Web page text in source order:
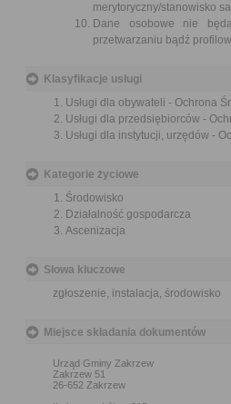
merytoryczny/stanowisko
Dane osobowe nie
przetwarzaniu bądź
Klasyfikacje usługi
Usługi dla obywateli - Ochrona
Usługi dla przedsiębiorców -
Usługi dla instytucji, urzędów -
Kategorie życiowe
Środowisko
Działalność gospodarcza
Ascenizacja
Słowa kluczowe
zgłoszenie, instalacja, środowisko
Miejsce składania dokumentów
Urząd Gminy Zakrzew
Zakrzew 51
26-652 Zakrzew